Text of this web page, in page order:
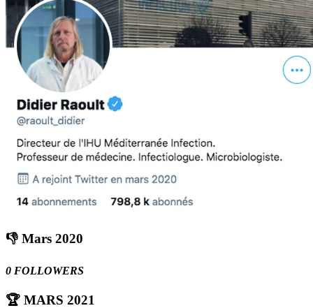
👎 Mars 2020
0 FOLLOWERS
🏆 MARS 2021